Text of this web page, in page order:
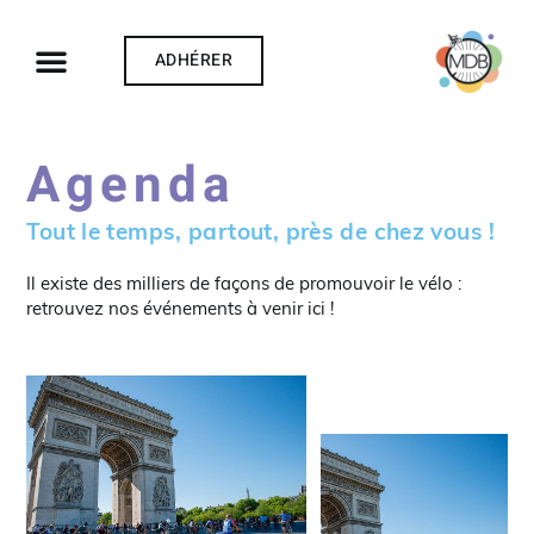
ADHÉRER
Agenda
Tout le temps, partout, près de chez vous !
Il existe des milliers de façons de promouvoir le vélo :
retrouvez nos événements à venir ici !